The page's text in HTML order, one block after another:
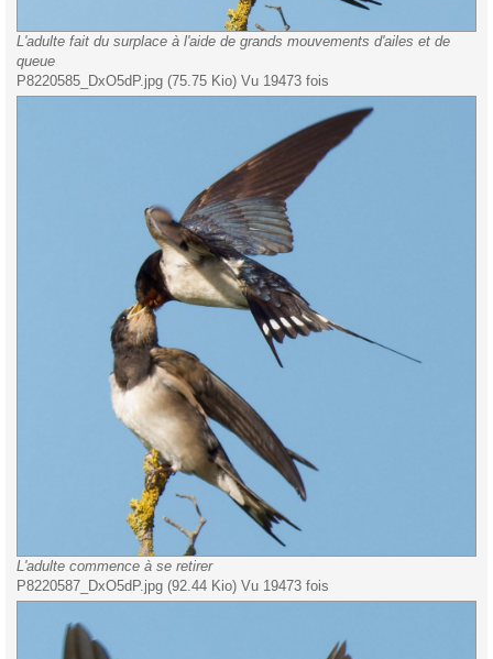
L'adulte fait du surplace à l'aide de grands mouvements d'ailes et de
queue
P8220585_DxO5dP.jpg (75.75 Kio) Vu 19473 fois
L'adulte commence à se retirer
P8220587_DxO5dP.jpg (92.44 Kio) Vu 19473 fois